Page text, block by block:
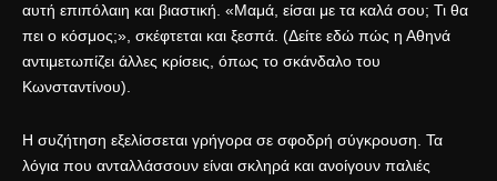
αυτή επιπόλαιη και βιαστική. «Μαμά, είσαι με τα καλά σου; Τι θα
πει ο κόσμος;», σκέφτεται και ξεσπά. (Δείτε εδώ πώς η Αθηνά
αντιμετωπίζει άλλες κρίσεις, όπως το σκάνδαλο του
Κωνσταντίνου).
Η συζήτηση εξελίσσεται γρήγορα σε σφοδρή σύγκρουση. Τα
λόγια που ανταλλάσσουν είναι σκληρά και ανοίγουν παλιές